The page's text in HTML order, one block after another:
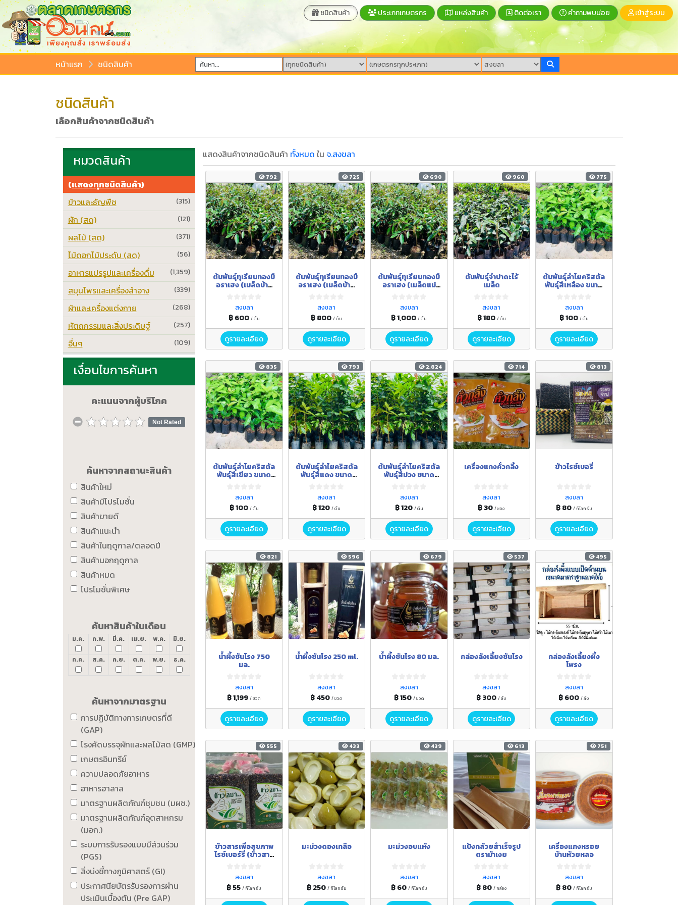
ชนิดสินค้า ประเภทเกษตรกร แหล่งสินค้า ติดต่อเรา คำถามพบบ่อย เข้าสู่ระบบ
หน้าแรก ชนิดสินค้า
ชนิดสินค้า
เลือกสินค้าจากชนิดสินค้า
แสดงสินค้าจากชนิดสินค้า ทั้งหมด ใน จ.สงขลา
792
ต้นพันธุ์ทุเรียนทองบื
อราเฮง (เมล็ดบ้าน
สงขลา
฿ 600 / ต้น
ดูรายละเอียด
725
ต้นพันธุ์ทุเรียนทองบื
อราเฮง (เมล็ดบ้าน
สงขลา
฿ 800/ ต้น
ดูรายละเอียด
690
ต้นพันธุ์ทุเรียนทองบื
อราเฮง (เมล็ดแม่
สงขลา
฿ 1,000/ ต้น
ดูรายละเอียด
960
ต้นพันธุ์จำปาดะไร้
เมล็ด
สงขลา
฿ 180 / ต้น
ดูรายละเอียด
775
ต้นพันธุ์ลำไยคริสตัล
พันธุ์สีเหลือง ขนาด
สงขลา
฿ 100 / ต้น
ดูรายละเอียด
835
ต้นพันธุ์ลำไยคริสตัล
พันธุ์สีเขียว ขนาด
สงขลา
฿ 100 / ต้น
ดูรายละเอียด
793
ต้นพันธุ์ลำไยคริสตัล
พันธุ์สีแดง ขนาด
สงขลา
฿ 120/ ต้น
ดูรายละเอียด
2,824
ต้นพันธุ์ลำไยคริสตัล
พันธุ์สีม่วง ขนาด
สงขลา
฿ 120 / ต้น
ดูรายละเอียด
714
เครื่องแกงคั่วกลิ้ง
สงขลา
฿ 30/ ซอง
ดูรายละเอียด
813
ข้าวไรซ์เบอรี่
สงขลา
฿ 80 / กิโลกรัม
ดูรายละเอียด
821
น้ำผึ้งชันโรง 750
มล.
สงขลา
฿ 1,199/ ขวด
ดูรายละเอียด
596
น้ำผึ้งชันโรง 250 ml.
สงขลา
฿ 450/ ขวด
ดูรายละเอียด
679
น้ำผึ้งชันโรง 80 มล.
สงขลา
฿ 150 / ขวด
ดูรายละเอียด
537
กล่องลังเลี้ยงชันโรง
สงขลา
฿ 300/ ลัง
ดูรายละเอียด
495
กล่องลังเลี้ยงผึ้ง
โพรง
สงขลา
฿ 600/ ลัง
ดูรายละเอียด
555
ข้าวสารเพื่อสุขภาพ
ไรซ์เบอร์รี่ (ข้าวสาร
สงขลา
฿ 55/ กิโลกรัม
433
มะม่วงดองเกลือ
สงขลา
฿ 250 / กิโลกรัม
439
มะม่วงอบแห้ง
สงขลา
฿ 60 / กิโลกรัม
613
แป้งกล้วยสำเร็จรูป
ตราม้าเงย
สงขลา
฿ 80 / กล่อง
751
เครื่องแกงหรอย
บ้านห้วยหลอ
สงขลา
฿ 80 / กิโลกรัม
หมวดสินค้า
(แสดงทุกชนิดสินค้า)
(315)
ข้าวและธัญพืช
(121)
ผัก (สด)
(371)
ผลไม้ (สด)
(56)
ไม้ดอกไม้ประดับ (สด)
(1,359)
อาหารแปรรูปและเครื่องดื่ม
(339)
สมุนไพรและเครื่องสำอาง
(268)
ผ้าและเครื่องแต่งกาย
(257)
หัตถกรรมและสิ่งประดิษฐ์
(109)
อื่นๆ
เงื่อนไขการค้นหา
คะแนนจากผู้บริโภค
Not Rated
ค้นหาจากสถานะสินค้า
สินค้าใหม่
สินค้ามีโปรโมชั่น
สินค้าขายดี
สินค้าแนะนำ
สินค้าในฤดูกาล/ตลอดปี
สินค้านอกฤดูกาล
สินค้าหมด
โปรโมชั่นพิเศษ
ค้นหาสินค้าในเดือน
ม.ค. ก.พ. มี.ค. เม.ย. พ.ค. มิ.ย.
ก.ค. ส.ค. ก.ย. ต.ค. พ.ย. ธ.ค.
ค้นหาจากมาตรฐาน
การปฏิบัติทางการเกษตรที่ดี
(GAP)
โรงคัดบรรจุผักและผลไม้สด (GMP)
เกษตรอินทรีย์
ความปลอดภัยอาหาร
อาหารฮาลาล
มาตรฐานผลิตภัณฑ์ชุมชน (มผช.)
มาตรฐานผลิตภัณฑ์อุตสาหกรม
(มอก.)
ระบบการรับรองแบบมีส่วนร่วม
(PGS)
สิ่งบ่งชี้ทางภูมิศาสตร์ (GI)
ประกาศนียบัตรรับรองการผ่าน
ประเมินเบื้องต้น (Pre GAP)